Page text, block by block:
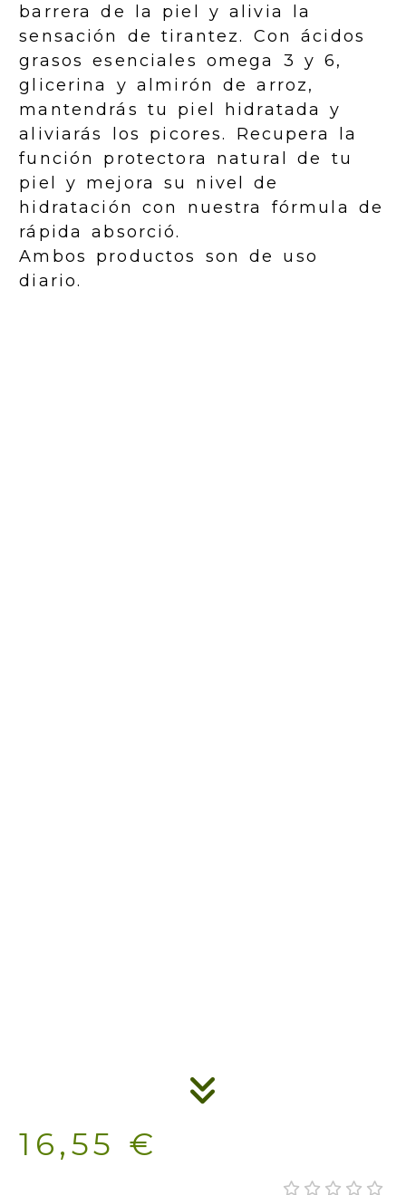
barrera de la piel y alivia la
sensación de tirantez. Con ácidos
grasos esenciales omega 3 y 6,
glicerina y almirón de arroz,
mantendrás tu piel hidratada y
aliviarás los picores. Recupera la
función protectora natural de tu
piel y mejora su nivel de
hidratación con nuestra fórmula de
rápida absorció.
Ambos productos son de uso
diario.
16,55 €